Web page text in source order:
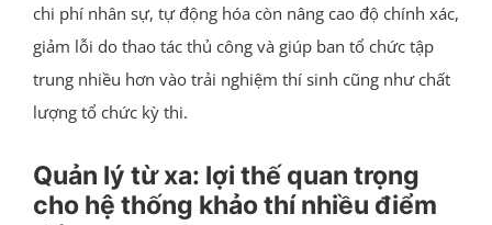
chi phí nhân sự, tự động hóa còn nâng cao độ chính xác,
giảm lỗi do thao tác thủ công và giúp ban tổ chức tập
trung nhiều hơn vào trải nghiệm thí sinh cũng như chất
lượng tổ chức kỳ thi.
Quản lý từ xa: lợi thế quan trọng
cho hệ thống khảo thí nhiều điểm